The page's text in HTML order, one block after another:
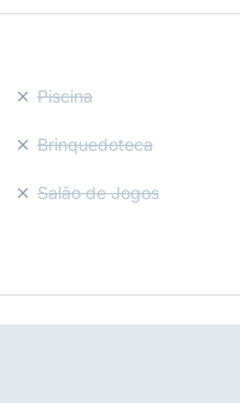
Piscina
Brinquedoteca
Salão de Jogos